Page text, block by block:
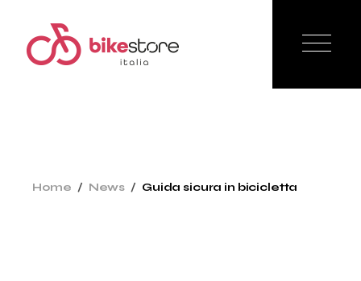
content
Home News Guida sicura in bicicletta